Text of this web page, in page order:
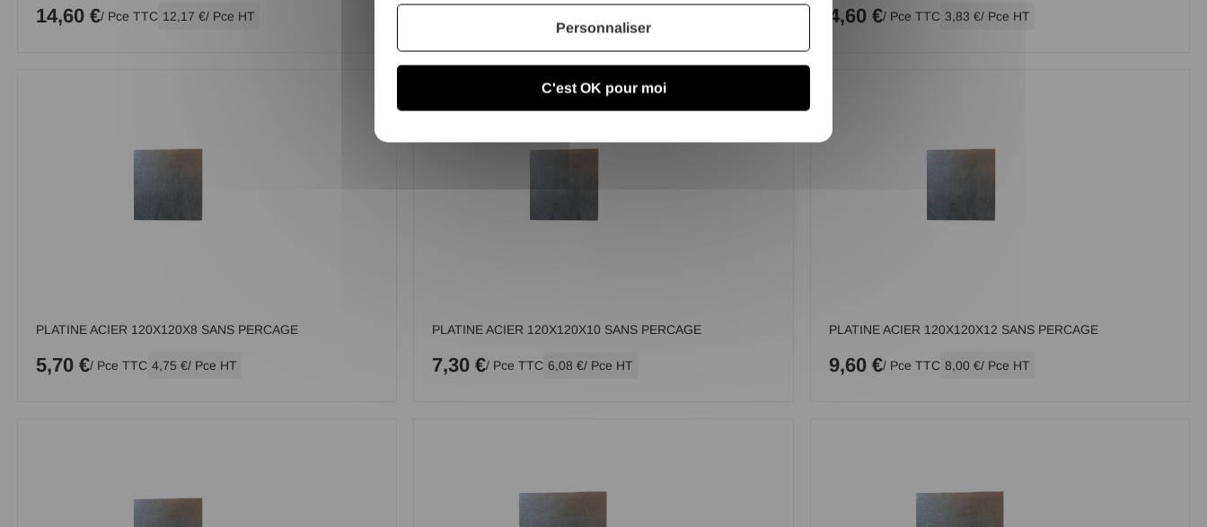
14,60 €/ Pce TTC 12,17 €/ Pce HT 4,60 €/ Pce TTC 3,83 €/ Pce HT
PLATINE ACIER 120X120X8 SANS PERCAGE
5,70 €/ Pce TTC 4,75 €/ Pce HT
PLATINE ACIER 120X120X10 SANS PERCAGE
7,30 €/ Pce TTC 6,08 €/ Pce HT
PLATINE ACIER 120X120X12 SANS PERCAGE
9,60 €/ Pce TTC 8,00 €/ Pce HT
C'est OK pour moi
Personnaliser